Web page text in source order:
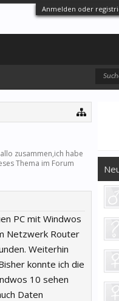
Anmelden oder
zusammen,ich habe
Thema im Forum
PC mit Windwos
Netzwerk Router
Weiterhin
konnte ich die
10 sehen
Daten